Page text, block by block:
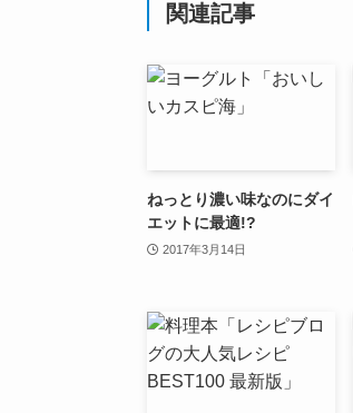
関連記事
ねっとり濃い味なのにダイ
エットに最適!?
2017年3月14日